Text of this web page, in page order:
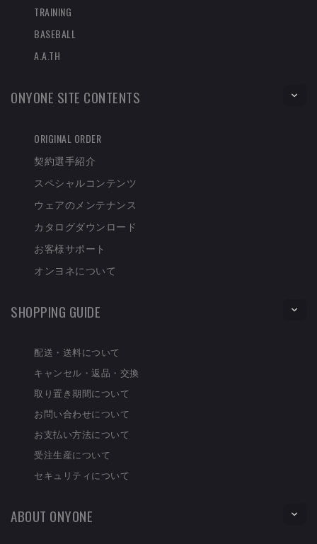
TRAINING
BASEBALL
A.A.TH
ONYONE SITE CONTENTS
ORIGINAL ORDER
契約選手紹介
スペシャルコンテンツ
ウェアのメンテナンス
カタログダウンロード
お客様サポート
オンヨネについて
SHOPPING GUIDE
配送・送料について
キャンセル・返品・交換
取り置き期間について
お問い合わせについて
お支払い方法について
受注生産について
セキュリティについて
ABOUT ONYONE